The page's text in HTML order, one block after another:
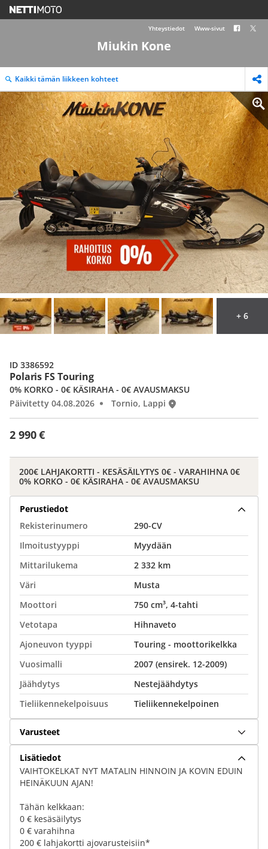
Miukin Kone
Yhteystiedot Www-sivut
Kaikki tämän liikkeen kohteet
Polaris FS Touring
2 990 €
0% KORKO - 0€ KÄSIRAHA - 0€ AVAUSMAKSU
Päivitetty 04.08.2026
Tornio, Lappi
ID 3386592
+ 6
200€ LAHJAKORTTI - KESÄSÄILYTYS 0€ - VARAHIHNA 0€
0% KORKO - 0€ KÄSIRAHA - 0€ AVAUSMAKSU
Perustiedot
Rekisterinumero
290-CV
Ilmoitustyyppi
Myydään
Mittarilukema
2 332 km
Väri
Musta
Moottori
750 cm³, 4-tahti
Vetotapa
Hihnaveto
Ajoneuvon tyyppi
Touring - moottorikelkka
Vuosimalli
2007 (ensirek. 12-2009)
Jäähdytys
Nestejäähdytys
Tieliikennekelpoisuus
Tieliikennekelpoinen
Varusteet
Lisätiedot
VAIHTOKELKAT NYT MATALIN HINNOIN JA KOVIN EDUIN
HEINÄKUUN AJAN!
Tähän kelkkaan:
0 € kesäsäilytys
0 € varahihna
200 € lahjakortti ajovarusteisiin*